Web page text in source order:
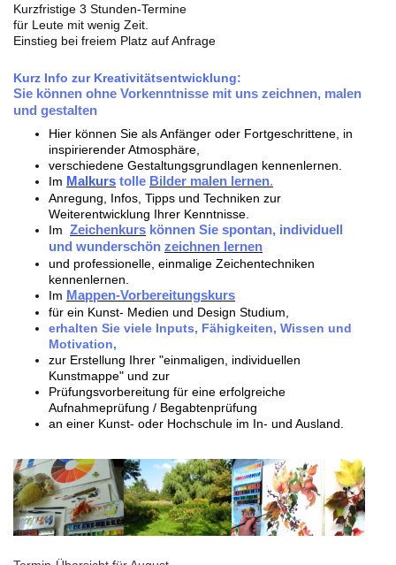
Kurzfristige 3 Stunden-Termine
für Leute mit wenig Zeit.
Einstieg bei freiem Platz auf Anfrage
Kurz Info zur Kreativitätsentwicklung:
Sie können ohne Vorkenntnisse mit uns zeichnen, malen
und gestalten
Hier können Sie als Anfänger oder Fortgeschrittene, in
inspirierender Atmosphäre,
verschiedene Gestaltungsgrundlagen kennenlernen.
Im Malkurs tolle Bilder malen lernen.
Anregung, Infos, Tipps und Techniken zur
Weiterentwicklung Ihrer Kenntnisse.
Im Zeichenkurs können Sie spontan , individuell
und wunderschön zeichnen lernen
und professionelle, einmalige Zeichentechniken
kennenlernen.
Im Mappen-Vorbereitungskurs
für ein Kunst- Medien und Design Studium,
erhalten Sie viele Inputs, Fähigkeiten, Wissen und
Motivation ,
zur Erstellung Ihrer "einmaligen, individuellen
Kunstmappe" und zur
Prüfungsvorbereitung für eine erfolgreiche
Aufnahmeprüfung / Begabtenprüfung
an einer Kunst- oder Hochschule im In- und Ausland.